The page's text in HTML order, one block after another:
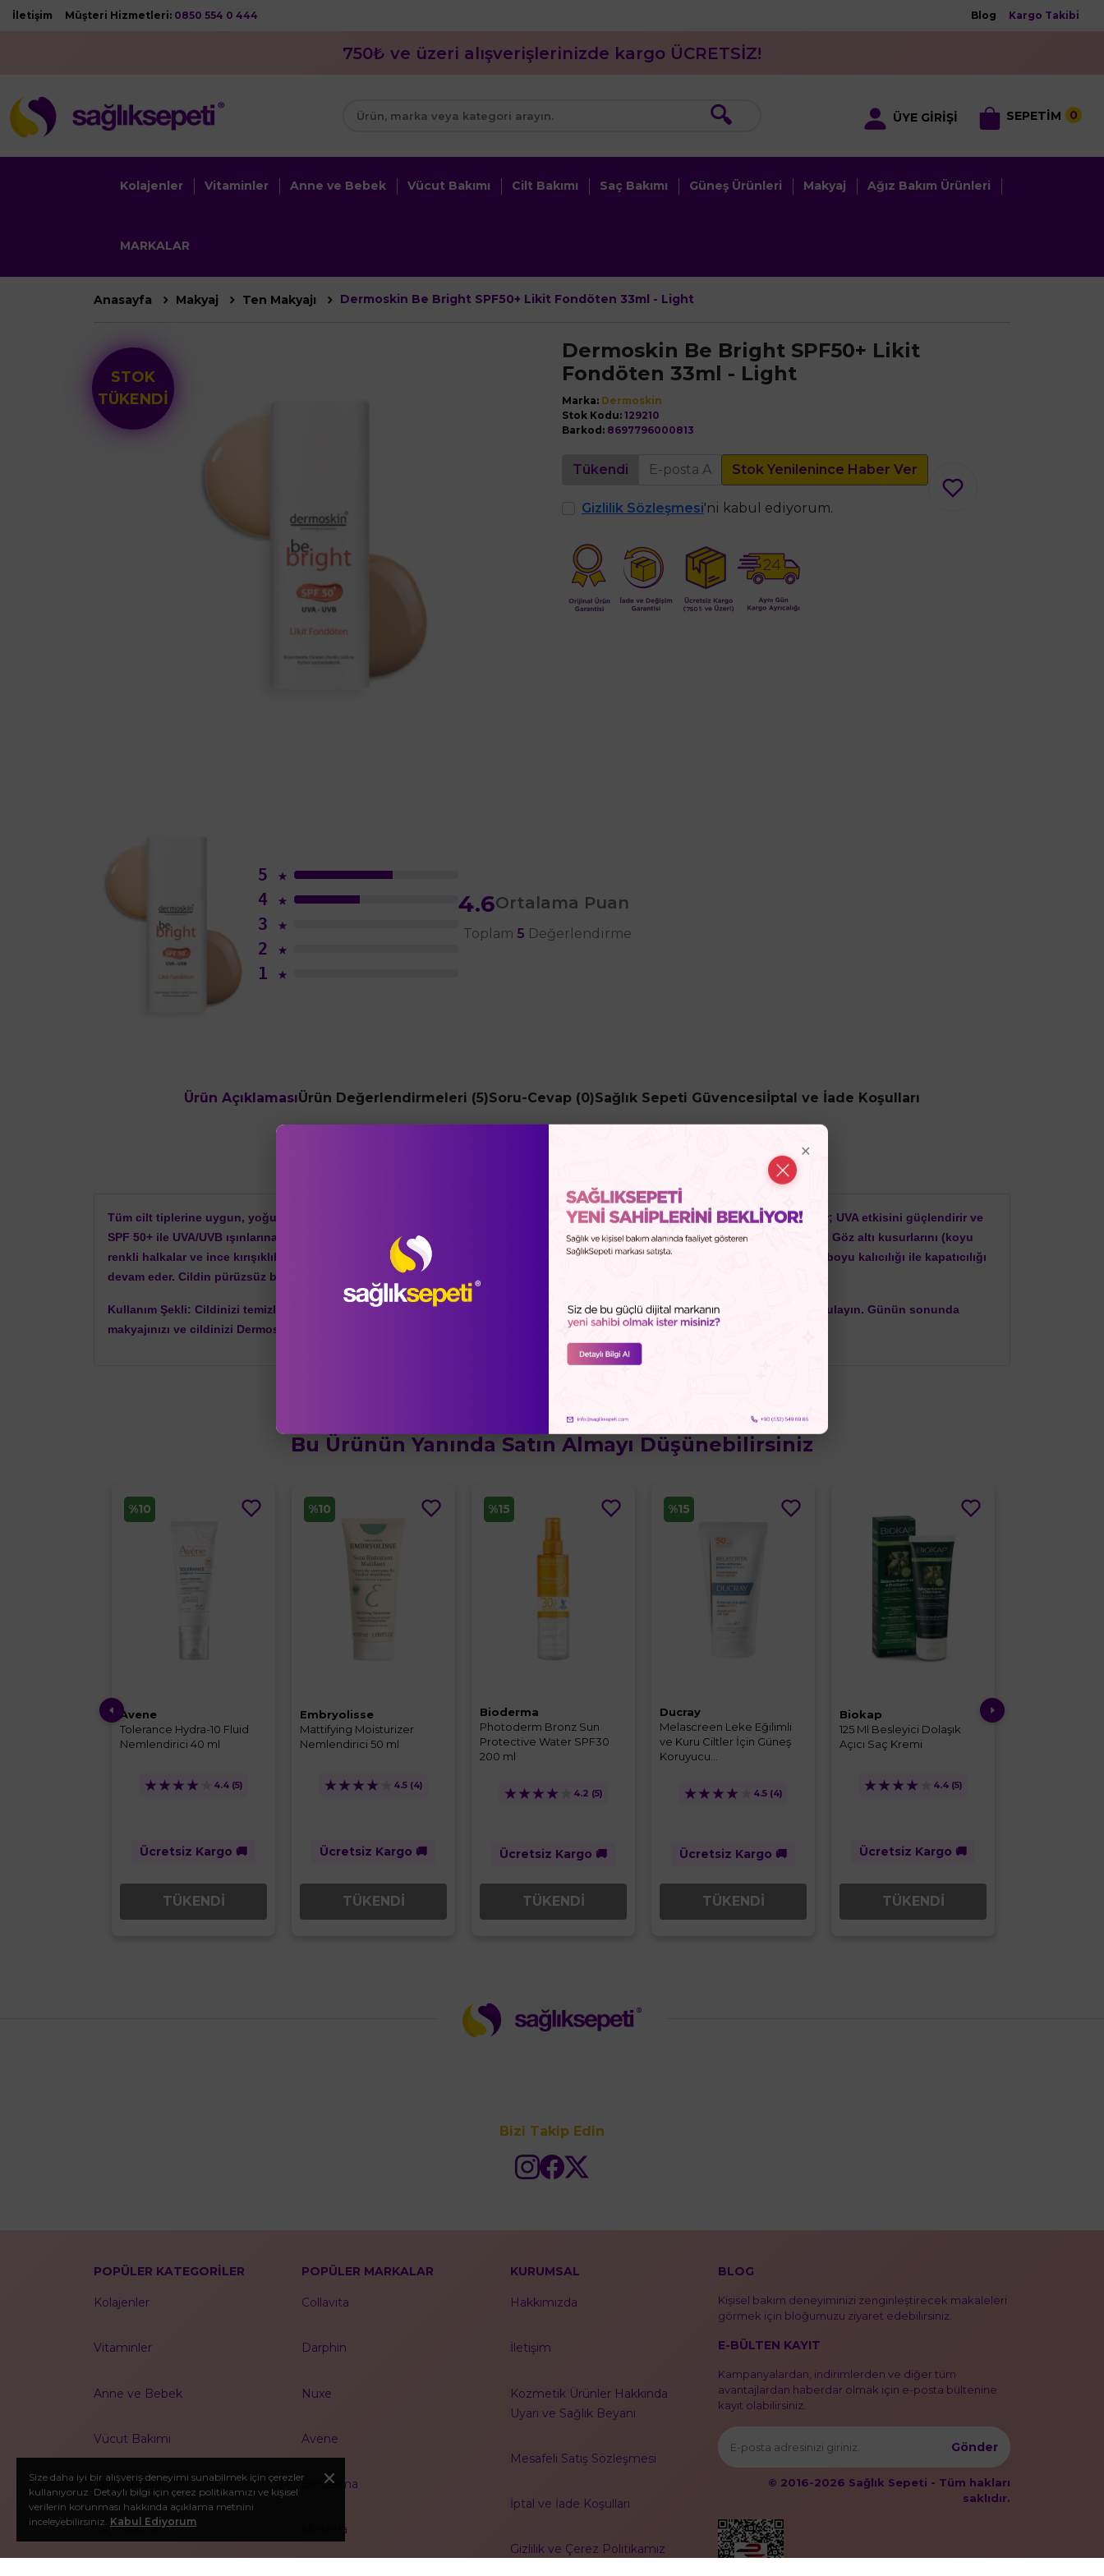
Size daha iyi bir alışveriş deneyimi sunabilmek için çerezler
kullanıyoruz. Detaylı bilgi için çerez politikamızı ve kişisel
verilerin korunması hakkında açıklama metnini
inceleyebilirsiniz. Kabul Ediyorum
İletişim Müşteri Hizmetleri: 0850 554 0 444 Blog Kargo Takibi
750₺ ve üzeri alışverişlerinizde kargo ÜCRETSİZ!
🔍 ÜYE GİRİŞİ SEPETİM 0
Kolajenler Vitaminler Anne ve Bebek Vücut Bakımı Cilt Bakımı Saç Bakımı Güneş Ürünleri Makyaj Ağız Bakım Ürünleri
MARKALAR
Anasayfa Makyaj Ten Makyajı Dermoskin Be Bright SPF50+ Likit Fondöten 33ml - Light
STOK
TÜKENDİ
Dermoskin Be Bright SPF50+ Likit
Fondöten 33ml - Light
Marka: Dermoskin
Stok Kodu: 129210
Barkod: 8697796000813
Tükendi Stok Yenilenince Haber Ver
Gizlilik Sözleşmesi'ni kabul ediyorum.
5 ★
4 ★
3 ★
2 ★
1 ★
4.6Ortalama Puan
Toplam 5 Değerlendirme
Ürün AçıklamasıÜrün Değerlendirmeleri (5)Soru-Cevap (0)Sağlık Sepeti Güvencesiİptal ve İade Koşulları
Tüm cilt tiplerine uygun, yoğun kapatıcı özellikli fondöten. Titan Dioxide (mineral filtre), Avobenzone ve Tinasorb S filtreleri içerir; UVA etkisini güçlendirir ve
SPF 50+ ile UVA/UVB ışınlarına karşı güçlü koruma sağlar. İnce kırışıklıkları gidermeye ve gözenekleri sıkılaştırmaya yardımcı olur. Göz altı kusurlarını (koyu
renkli halkalar ve ince kırışıklıklar) kapatmak için göz çevresinde güvenle kullanılabilir. Ciltle uyumlu olup kolayca yayılır ve gün boyu kalıcılığı ile kapatıcılığı
devam eder. Cildin pürüzsüz bir görünüm kazanmasına yardımcıdır.
Kullanım Şekli: Cildinizi temizledikten sonra yeterli miktarda ürünü, göz çevrenize temas etmeden tüm yüzünüze eşit şekilde uygulayın. Günün sonunda
makyajınızı ve cildinizi Dermoskin Be Bright Aydınlatıcı Tonik ile temizlemenizi öneririz.
Bu Ürünün Yanında Satın Almayı Düşünebilirsiniz
%10
Avene
Tolerance Hydra-10 Fluid
Nemlendirici 40 ml
★
★
★
★ 4.4 (5)
Ücretsiz Kargo 🚚
TÜKENDİ
%10
Embryolisse
Mattifying Moisturizer
Nemlendirici 50 ml
★
★
★
★ 4.5 (4)
Ücretsiz Kargo 🚚
TÜKENDİ
%15
Bioderma
Photoderm Bronz Sun
Protective Water SPF30
200 ml
★
★
★
★ 4.2 (5)
Ücretsiz Kargo 🚚
TÜKENDİ
%15
Ducray
Melascreen Leke Eğilimli
ve Kuru Ciltler İçin Güneş
Koruyucu...
★
★
★
★ 4.5 (4)
Ücretsiz Kargo 🚚
TÜKENDİ
Biokap
125 Ml Besleyici Dolaşık
Açıcı Saç Kremi
★
★
★
★ 4.4 (5)
Ücretsiz Kargo 🚚
TÜKENDİ
Bizi Takip Edin
POPÜLER KATEGORİLER
Kolajenler
Vitaminler
Anne ve Bebek
Vücut Bakımı
Cilt Bakımı
Saç Bakımı
POPÜLER MARKALAR
Collavita
Darphin
Nuxe
Avene
Bioderma
Mustela
KURUMSAL
Hakkımızda
İletişim
Kozmetik Ürünler Hakkında
Uyarı ve Sağlık Beyanı
Mesafeli Satış Sözleşmesi
İptal ve İade Koşulları
Gizlilik ve Çerez Politikamız
BLOG
Kişisel bakım deneyiminizi zenginleştirecek makaleleri
görmek için bloğumuzu ziyaret edebilirsiniz.
E-BÜLTEN KAYIT
Kampanyalardan, indirimlerden ve diğer tüm
avantajlardan haberdar olmak için e-posta bültenine
kayıt olabilirsiniz.
Gönder
© 2016-2026 Sağlık Sepeti - Tüm hakları
saklıdır.